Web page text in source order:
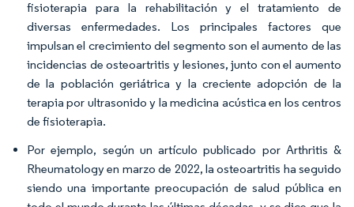
fisioterapia para la rehabilitación y el tratamiento de
diversas enfermedades. Los principales factores que
impulsan el crecimiento del segmento son el aumento de las
incidencias de osteoartritis y lesiones, junto con el aumento
de la población geriátrica y la creciente adopción de la
terapia por ultrasonido y la medicina acústica en los centros
de fisioterapia.
Por ejemplo, según un artículo publicado por Arthritis &
Rheumatology en marzo de 2022, la osteoartritis ha seguido
siendo una importante preocupación de salud pública en